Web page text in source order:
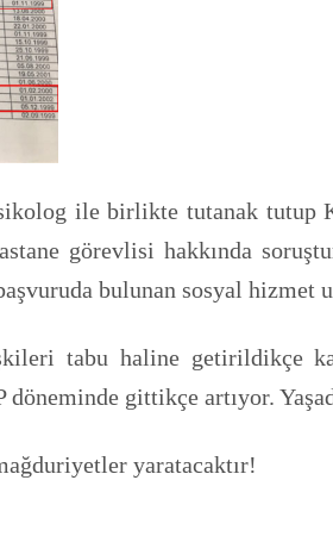
ile birlikte tutanak tutup
görevlisi hakkında
bulunan sosyal
tabu haline getirildikçe
gittikçe artıyor.
yaratacaktır!